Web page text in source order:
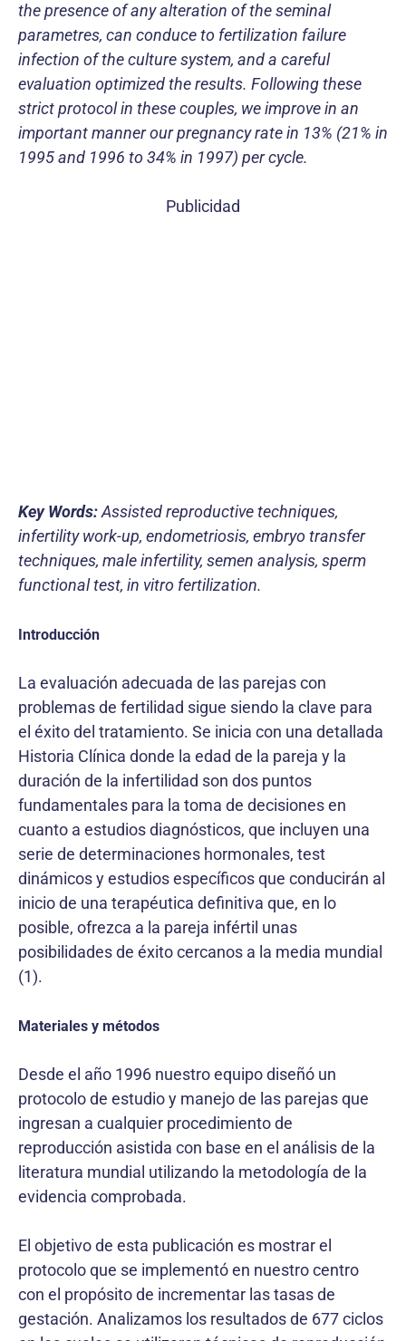
the presence of any alteration of the seminal
parametres, can conduce to fertilization failure
infection of the culture system, and a careful
evaluation optimized the results. Following these
strict protocol in these couples, we improve in an
important manner our pregnancy rate in 13% (21% in
1995 and 1996 to 34% in 1997) per cycle.
Publicidad
Key Words:Assisted reproductive techniques,
infertility work-up, endometriosis, embryo transfer
techniques, male infertility, semen analysis, sperm
functional test, in vitro fertilization.
Introducción
La evaluación adecuada de las parejas con
problemas de fertilidad sigue siendo la clave para
el éxito del tratamiento. Se inicia con una detallada
Historia Clínica donde la edad de la pareja y la
duración de la infertilidad son dos puntos
fundamentales para la toma de decisiones en
cuanto a estudios diagnósticos, que incluyen una
serie de determinaciones hormonales, test
dinámicos y estudios específicos que conducirán al
inicio de una terapéutica definitiva que, en lo
posible, ofrezca a la pareja infértil unas
posibilidades de éxito cercanos a la media mundial
(1).
Materiales y métodos
Desde el año 1996 nuestro equipo diseñó un
protocolo de estudio y manejo de las parejas que
ingresan a cualquier procedimiento de
reproducción asistida con base en el análisis de la
literatura mundial utilizando la metodología de la
evidencia comprobada.
El objetivo de esta publicación es mostrar el
protocolo que se implementó en nuestro centro
con el propósito de incrementar las tasas de
gestación. Analizamos los resultados de 677 ciclos